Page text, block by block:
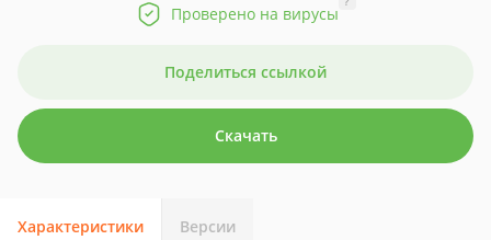
Проверено на вирусы
Поделиться ссылкой
Скачать
Характеристики Версии